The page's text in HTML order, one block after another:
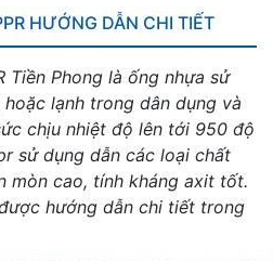
HƯỚNG DẪN CHI TIẾT
Tiền Phong là ống nhựa sử
lạnh trong dân dụng và
chịu nhiệt độ lên tới 950 độ
sử dụng dẫn các loại chất
mòn cao, tính kháng axit tốt.
hướng dẫn chi tiết trong